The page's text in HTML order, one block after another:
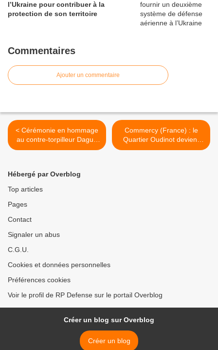
l’Ukraine pour contribuer à la
protection de son territoire
Commentaires
Ajouter un commentaire
< Cérémonie en hommage
au contre-torpilleur Dague
au Monténégro
Commercy (France) : le
Quartier Oudinot devient
Campus Cockerill >
Hébergé par Overblog
Top articles
Pages
Contact
Signaler un abus
C.G.U.
Cookies et données personnelles
Préférences cookies
Voir le profil de RP Defense sur le portail Overblog
Créer un blog sur Overblog
Créer un blog